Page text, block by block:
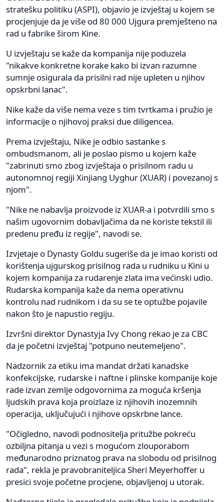
stratešku politiku (ASPI), objavio je izvještaj u kojem se
procjenjuje da je više od 80 000 Ujgura premješteno na
rad u fabrike širom Kine.
U izvještaju se kaže da kompanija nije poduzela
"nikakve konkretne korake kako bi izvan razumne
sumnje osigurala da prisilni rad nije upleten u njihov
opskrbni lanac".
Nike kaže da više nema veze s tim tvrtkama i pružio je
informacije o njihovoj praksi due diligencea.
Prema izvještaju, Nike je odbio sastanke s
ombudsmanom, ali je poslao pismo u kojem kaže
"zabrinuti smo zbog izvještaja o prisilnom radu u
autonomnoj regiji Xinjiang Uyghur (XUAR) i povezanoj s
njom".
"Nike ne nabavlja proizvode iz XUAR-a i potvrdili smo s
našim ugovornim dobavljačima da ne koriste tekstil ili
predenu pređu iz regije", navodi se.
Izvjetaje o Dynasty Goldu sugeriše da je imao koristi od
korištenja ujgurskog prisilnog rada u rudniku u Kini u
kojem kompanija za rudarenje zlata ima većinski udio.
Rudarska kompanija kaže da nema operativnu
kontrolu nad rudnikom i da su se te optužbe pojavile
nakon što je napustio regiju.
Izvršni direktor Dynastyja Ivy Chong rekao je za CBC
da je početni izvještaj "potpuno neutemeljeno".
Nadzornik za etiku ima mandat držati kanadske
konfekcijske, rudarske i naftne i plinske kompanije koje
rade izvan zemlje odgovornima za moguća kršenja
ljudskih prava koja proizlaze iz njihovih inozemnih
operacija, uključujući i njihove opskrbne lance.
"Očigledno, navodi podnositelja pritužbe pokreću
ozbiljna pitanja u vezi s mogućom zlouporabom
međunarodno priznatog prava na slobodu od prisilnog
rada", rekla je pravobraniteljica Sheri Meyerhoffer u
presici svoje početne procjene, objavljenoj u utorak.